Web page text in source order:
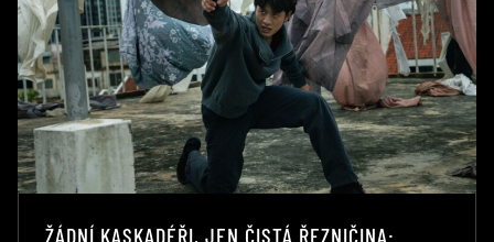
ŽÁDNÍ KASKADÉŘI, JEN ČISTÁ ŘEZNIČINA: